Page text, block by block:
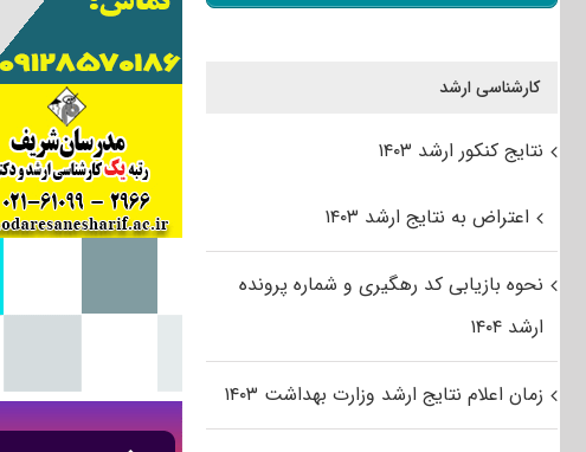
کارشناسی ارشد
نتایج کنکور ارشد ۱۴۰۳
اعتراض به نتایج ارشد ۱۴۰۳
نحوه بازیابی کد رهگیری و شماره پرونده
ارشد ۱۴۰۴
زمان اعلام نتایج ارشد وزارت بهداشت ۱۴۰۳